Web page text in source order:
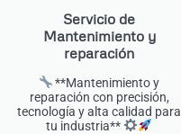
Servicio de
Mantenimiento y
reparación
**Mantenimiento y
reparación con precisión,
tecnología y alta calidad para
tu industria**